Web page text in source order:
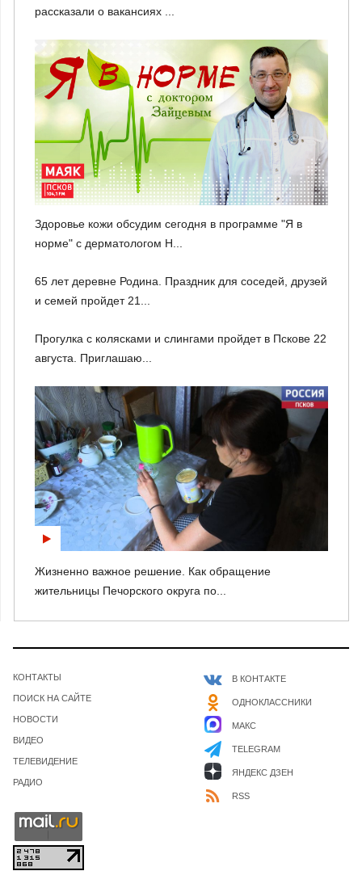
рассказали о вакансиях ...
Здоровье кожи обсудим сегодня в программе "Я в
норме" с дерматологом Н...
65 лет деревне Родина. Праздник для соседей, друзей
и семей пройдет 21...
Прогулка с колясками и слингами пройдет в Пскове 22
августа. Приглашаю...
Жизненно важное решение. Как обращение
жительницы Печорского округа по...
КОНТАКТЫ
ПОИСК НА САЙТЕ
НОВОСТИ
ВИДЕО
ТЕЛЕВИДЕНИЕ
РАДИО
В КОНТАКТЕ
ОДНОКЛАССНИКИ
МАКС
TELEGRAM
ЯНДЕКС ДЗЕН
RSS